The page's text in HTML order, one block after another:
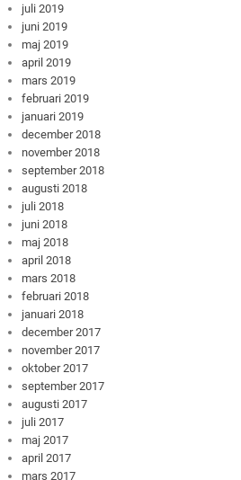
juli 2019
juni 2019
maj 2019
april 2019
mars 2019
februari 2019
januari 2019
december 2018
november 2018
september 2018
augusti 2018
juli 2018
juni 2018
maj 2018
april 2018
mars 2018
februari 2018
januari 2018
december 2017
november 2017
oktober 2017
september 2017
augusti 2017
juli 2017
maj 2017
april 2017
mars 2017